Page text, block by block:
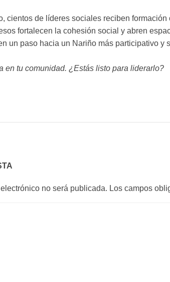
cientos de líderes sociales reciben
fortalecen la cohesión social y abren
un paso hacia un Nariño más participativo y
en tu comunidad. ¿Estás listo para liderarlo?
no será publicada. Los campos